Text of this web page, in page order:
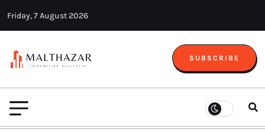
Friday, 7 August 2026
SUBSCRIBE